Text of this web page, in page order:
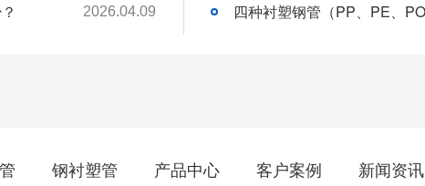
2026.04.09
钢衬塑管 产品中心 客户案例 新闻资讯